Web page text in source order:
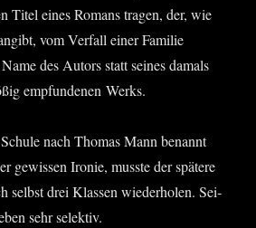
Titel eines Romans tra­gen, der, wie
vom Ver­fall einer Fami­lie
des Autors statt sei­nes damals
emp­fun­de­nen Werks.
nach Tho­mas Mann benannt
gewis­sen Iro­nie, muss­te der spä­te­re
selbst drei Klas­sen wie­der­ho­len. Sei­
sehr selektiv.